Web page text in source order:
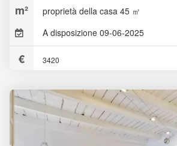
proprietà della casa 45 ㎡
A disposizione 09-06-2025
3420